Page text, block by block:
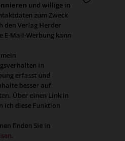
und willige in
zum Zweck
den Verlag Herder
E-Mail-Werbung kann
in
erfasst und
besser auf
Über einen Link in
ich diese Funktion
finden Sie in
.